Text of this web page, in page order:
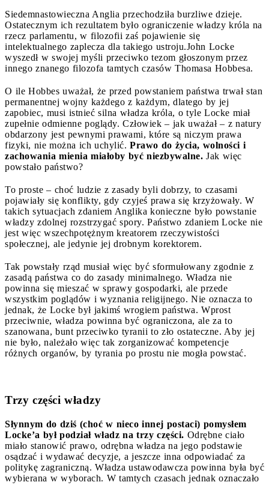
Siedemnastowieczna Anglia przechodziła burzliwe dzieje.
Ostatecznym ich rezultatem było ograniczenie władzy króla na
rzecz parlamentu, w filozofii zaś pojawienie się
intelektualnego zaplecza dla takiego ustroju.John Locke
wyszedł w swojej myśli przeciwko tezom głoszonym przez
innego znanego filozofa tamtych czasów Thomasa Hobbesa.
O ile Hobbes uważał, że przed powstaniem państwa trwał stan
permanentnej wojny każdego z każdym, dlatego by jej
zapobiec, musi istnieć silna władza króla, o tyle Locke miał
zupełnie odmienne poglądy. Człowiek – jak uważał – z natury
obdarzony jest pewnymi prawami, które są niczym prawa
fizyki, nie można ich uchylić. Prawo do życia, wolności i
zachowania mienia miałoby być niezbywalne. Jak więc
powstało państwo?
To proste – choć ludzie z zasady byli dobrzy, to czasami
pojawiały się konflikty, gdy czyjeś prawa się krzyżowały. W
takich sytuacjach zdaniem Anglika konieczne było powstanie
władzy zdolnej rozstrzygać spory. Państwo zdaniem Locke nie
jest więc wszechpotężnym kreatorem rzeczywistości
społecznej, ale jedynie jej drobnym korektorem.
Tak powstały rząd musiał więc być sformułowany zgodnie z
zasadą państwa co do zasady minimalnego. Władza nie
powinna się mieszać w sprawy gospodarki, ale przede
wszystkim poglądów i wyznania religijnego. Nie oznacza to
jednak, że Locke był jakimś wrogiem państwa. Wprost
przeciwnie, władza powinna być ograniczona, ale za to
szanowana, bunt przeciwko tyranii to zło ostateczne. Aby jej
nie było, należało więc tak zorganizować kompetencje
różnych organów, by tyrania po prostu nie mogła powstać.
Trzy części władzy
Słynnym do dziś (choć w nieco innej postaci) pomysłem
Locke’a był podział władz na trzy części. Odrębne ciało
miało stanowić prawo, odrębna władza na jego podstawie
osądzać i wydawać decyzje, a jeszcze inna odpowiadać za
politykę zagraniczną. Władza ustawodawcza powinna była być
wybierana w wyborach. W tamtych czasach jednak oznaczało